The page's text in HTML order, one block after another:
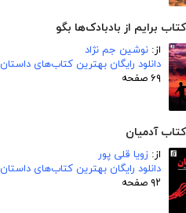
کتاب برایم از بادبادک‌ها بگو
از: نوشین جم نژاد
دانلود رایگان بهترین کتاب‌های داستان
۶۹ صفحه
کتاب آدمیان
از: زویا قلی پور
دانلود رایگان بهترین کتاب‌های داستان
۹۲ صفحه